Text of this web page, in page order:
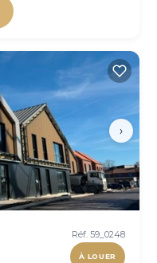
›
Réf. 59_0248
À LOUER